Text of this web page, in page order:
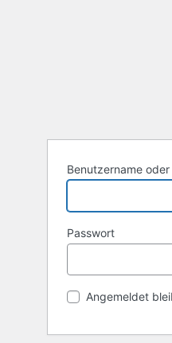
Benutzername
Passwort
Angemeldet